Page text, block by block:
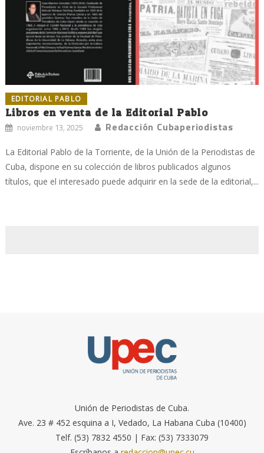
EDITORIAL PABLO
Libros en venta de la Editorial Pablo
noviembre 13, 2025 Redacción Cubaperiodistas
La Editorial Pablo de la Torriente, de la Unión de la Periodistas de
Cuba, dispone en su colección de libros publicados algunos
títulos, que el interesado puede adquirir en la sede de la editorial,...
Unión de Periodistas de Cuba.
Ave. 23 # 452 esquina a I, Vedado, La Habana Cuba (10400)
Telf. (53) 7832 4550 | Fax: (53) 7333079